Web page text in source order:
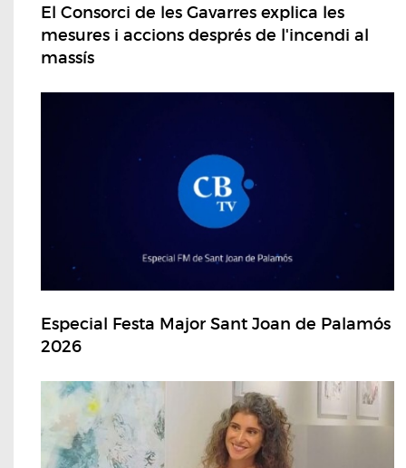
El Consorci de les Gavarres explica les
mesures i accions després de l'incendi al
massís
Especial Festa Major Sant Joan de Palamós
2026